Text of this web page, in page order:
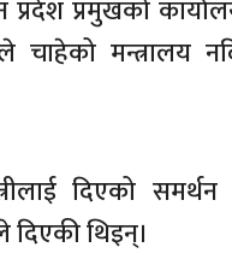
प्रदेश प्रमुखको
मन्त्रालय
दिएको समर्थन
थिइन्।